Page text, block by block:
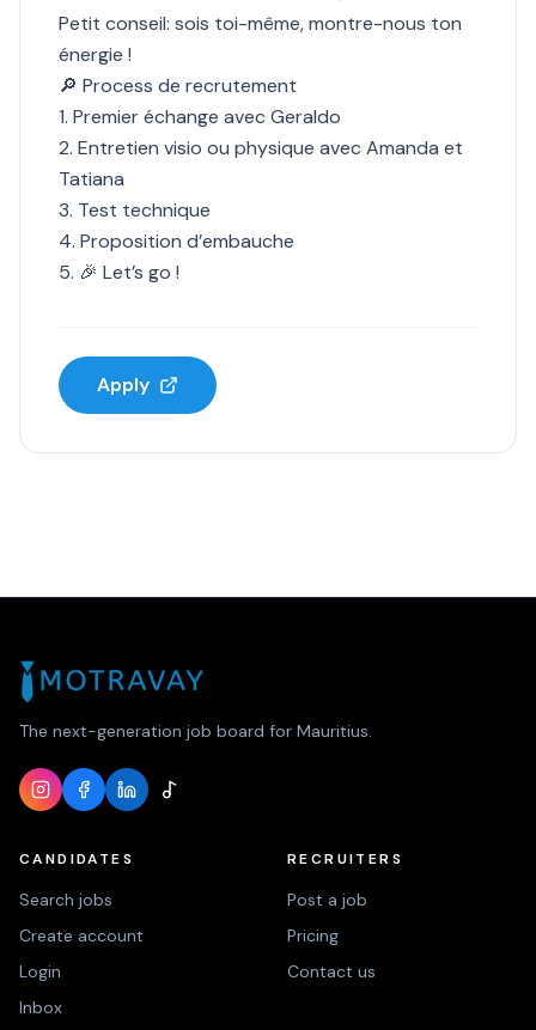
Petit conseil: sois toi-même, montre-nous ton
énergie !
🔎 Process de recrutement
1. Premier échange avec Geraldo
2. Entretien visio ou physique avec Amanda et
Tatiana
3. Test technique
4. Proposition d’embauche
5. 🎉 Let’s go !
Apply
The next-generation job board for Mauritius.
CANDIDATES
Search jobs
Create account
Login
Inbox
RECRUITERS
Post a job
Pricing
Contact us